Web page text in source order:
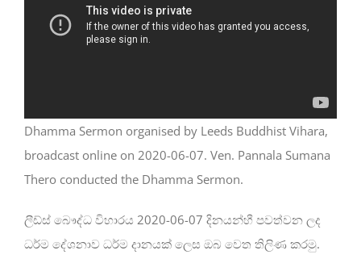
Dhamma Sermon organised by Leeds Buddhist Vihara,
broadcast online on 2020-06-07. Ven. Pannala Sumana
Thero conducted the Dhamma Sermon.
ලීඩ්ස් බෞද්ධ විහාරය 2020-06-07 දිනයන්හී පවත්වන ලද
ධර්ම දේශනාව ධර්ම දානයක් ලෙස ඔබ වෙත තිලිණ කරමු.